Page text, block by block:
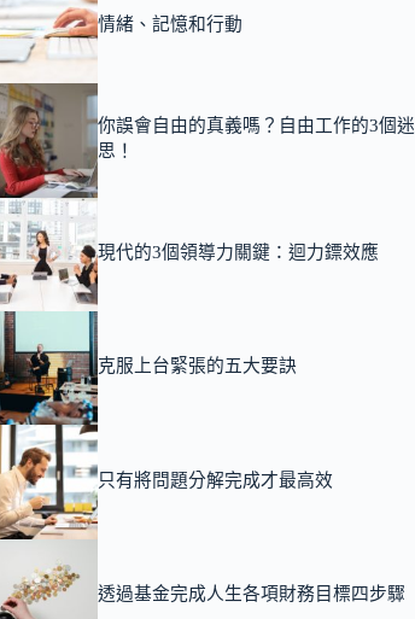
情緒、記憶和行動
你誤會自由的真義嗎？自由工作的3個迷
思！
現代的3個領導力關鍵：迴力鏢效應
克服上台緊張的五大要訣
只有將問題分解完成才最高效
透過基金完成人生各項財務目標四步驟